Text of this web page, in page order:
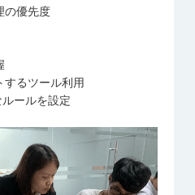
の優先度
するツール利用
ールを設定